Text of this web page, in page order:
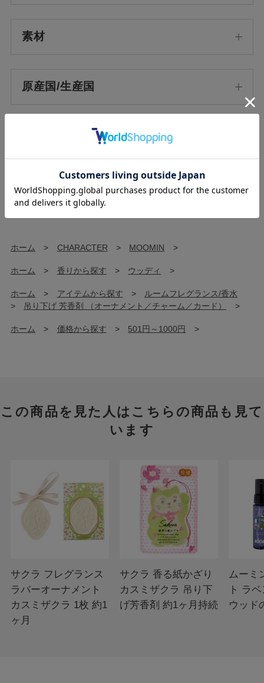
素材
原産国/生産国
使用上の注意
ホーム > CHARACTER > MOOMIN >
ホーム > 香りから探す > ウッディ >
ホーム > アイテムから探す >
ルームフレグランス/香水
>
吊り下げ 芳香剤 （オーナメント／チャーム／カード） >
ホーム > 価格から探す > 501円～1000円 >
この商品を見た人はこちらの商品も見て
います
サクラ フレグランス
ラバーオーナメント
カスミザクラ 1枚 約1
ヶ月
サクラ 香る紙かざり
カスミザクラ 吊り下
げ芳香剤 約1ヶ月持続
ムーミ
ト ラ
ウッド